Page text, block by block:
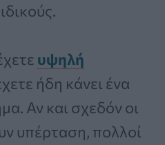
υψηλή
ήδη κάνει ένα
Αν και σχεδόν οι
υπέρταση, πολλοί